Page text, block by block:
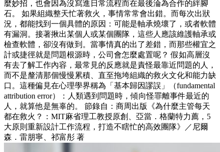
麼妙招，也會因為沒寫進日常流程而在最後淪為合作的絆腳
石。 如果組織整天忙著救火，事情常常會出錯。而每次出狀
況，都能找到一個具體的原因：可能是軸承燒壞了，或者軟體
有漏洞。接著揪出某個人或某個團隊，這些人應該維護軸承或
檢查軟體，卻沒有做到。當事情真的出了差錯，而那些權宜之
計或捷徑就是問題根源時，公司會怎麼處置呢？ 假如高層沒
有去了解工作內容，最常見的反應就是責怪最靠近問題的人，
而不是釐清那個慢慢累積、直至拖垮組織的救火文化和能力缺
口。這種偏見在心理學界稱為「基本歸因謬誤」（fundamental
attribution error）：人類遇到問題時，傾向怪罪離事件最近的
人，就算他是無辜的。 節錄自：商周出版《為什麼主管每天
都在救火？：MIT麻省理工教授原創、亞當．格蘭特力薦，5
大原則重新設計工作流程，打造不瞎忙的高效團隊》／尼爾
森．雷朋寧、祁富彤 著